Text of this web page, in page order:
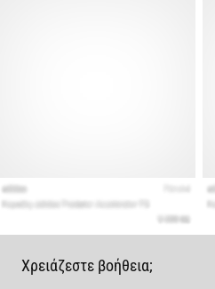
Χρειάζεστε βοήθεια;